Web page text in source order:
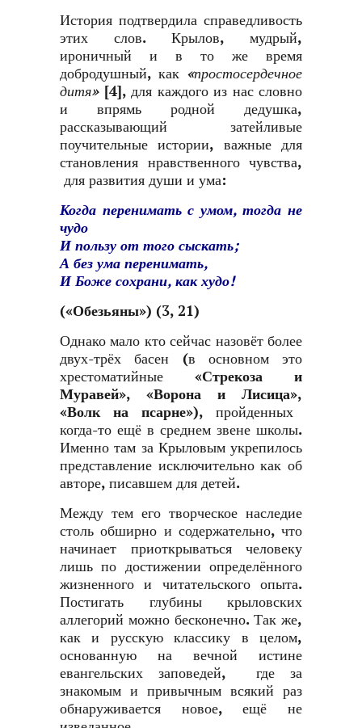
История подтвердила справедливость
этих слов. Крылов, мудрый,
ироничный и в то же время
добродушный, как «простосердечное
дитя» [4], для каждого из нас словно
и впрямь родной дедушка,
рассказывающий затейливые
поучительные истории, важные для
становления нравственного чувства,
для развития души и ума:
Когда перенимать с умом, тогда не
чудо
И пользу от того сыскать;
А без ума перенимать,
И Боже сохрани, как худо!
(«Обезьяны») (3, 21)
Однако мало кто сейчас назовёт более
двух-трёх басен (в основном это
хрестоматийные «Стрекоза и
Муравей», «Ворона и Лисица»,
«Волк на псарне»), пройденных
когда-то ещё в среднем звене школы.
Именно там за Крыловым укрепилось
представление исключительно как об
авторе, писавшем для детей.
Между тем его творческое наследие
столь обширно и содержательно, что
начинает приоткрываться человеку
лишь по достижении определённого
жизненного и читательского опыта.
Постигать глубины крыловских
аллегорий можно бесконечно. Так же,
как и русскую классику в целом,
основанную на вечной истине
евангельских заповедей, где за
знакомым и привычным всякий раз
обнаруживается новое, ещё не